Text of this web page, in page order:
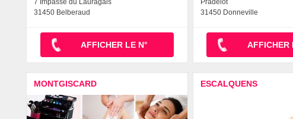
7 Impasse du Lauragais
31450 Belberaud
AFFICHER LE N°
Pradelot
31450 Donneville
AFFICHER
MONTGISCARD ESCALQUENS